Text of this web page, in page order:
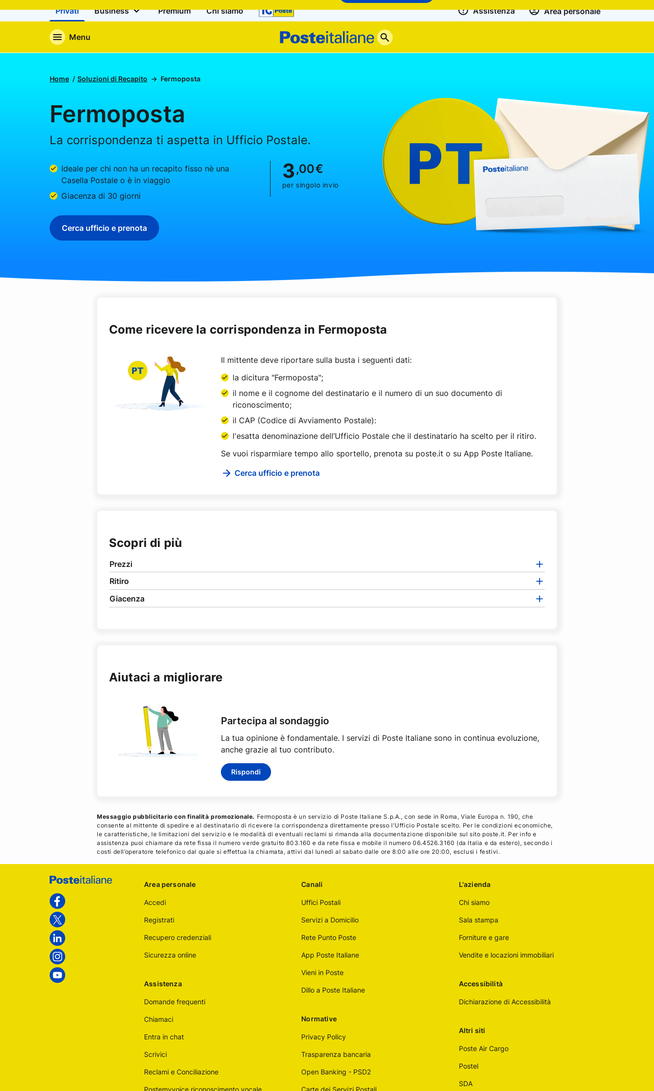
Privati Business Premium Chi siamo Assistenza Area personale
Menu
Poste
Italiane
Home Soluzioni di Recapito Fermoposta
Fermoposta
La corrispondenza ti aspetta in Ufficio Postale.
Ideale per chi non ha un recapito fisso nè una
Casella Postale o è in viaggio
Giacenza di 30 giorni
3,00€
per singolo invio
Cerca ufficio e prenota
Come ricevere la corrispondenza in Fermoposta
Il mittente deve riportare sulla busta i seguenti dati:
la dicitura "Fermoposta";
il nome e il cognome del destinatario e il numero di un suo documento di
riconoscimento;
il CAP (Codice di Avviamento Postale):
l'esatta denominazione dell’Ufficio Postale che il destinatario ha scelto per il ritiro.
Se vuoi risparmiare tempo allo sportello, prenota su poste.it o su App Poste Italiane.
Cerca ufficio e prenota
Scopri di più
Prezzi
Ritiro
Giacenza
Aiutaci a migliorare
Partecipa al sondaggio
La tua opinione è fondamentale. I servizi di Poste Italiane sono in continua evoluzione,
anche grazie al tuo contributo.
Rispondi
Messaggio pubblicitario con finalità promozionale. Fermoposta è un servizio di Poste Italiane S.p.A., con sede in Roma, Viale Europa n. 190, che
consente al mittente di spedire e al destinatario di ricevere la corrispondenza direttamente presso l'Ufficio Postale scelto. Per le condizioni economiche,
le caratteristiche, le limitazioni del servizio e le modalità di eventuali reclami si rimanda alla documentazione disponibile sul sito poste.it. Per info e
assistenza puoi chiamare da rete fissa il numero verde gratuito 803.160 e da rete fissa e mobile il numero 06.4526.3160 (da Italia e da estero), secondo i
costi dell’operatore telefonico dal quale si effettua la chiamata, attivi dal lunedì al sabato dalle ore 8:00 alle ore 20:00, esclusi i festivi.
Footer
Poste
Italiane
Area personale
Accedi
Registrati
Recupero credenziali
Sicurezza online
Assistenza
Domande frequenti
Chiamaci
Entra in chat
Scrivici
Reclami e Conciliazione
Postemyvoice riconoscimento vocale
Canali
Uffici Postali
Servizi a Domicilio
Rete Punto Poste
App Poste Italiane
Vieni in Poste
Dillo a Poste Italiane
Normative
Privacy Policy
Trasparenza bancaria
Open Banking - PSD2
Carte dei Servizi Postali
L'azienda
Chi siamo
Sala stampa
Forniture e gare
Vendite e locazioni immobiliari
Accessibilità
Dichiarazione di Accessibilità
Altri siti
Poste Air Cargo
Postel
SDA